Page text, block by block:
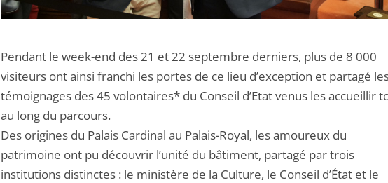
Pendant le week-end des 21 et 22 septembre derniers, plus de 8 000
visiteurs ont ainsi franchi les portes de ce lieu d’exception et partagé
témoignages des 45 volontaires* du Conseil d’Etat venus les accueillir
au long du parcours.
Des origines du Palais Cardinal au Palais-Royal, les amoureux du
patrimoine ont pu découvrir l’unité du bâtiment, partagé par trois
institutions distinctes : le ministère de la Culture, le Conseil d’État et le